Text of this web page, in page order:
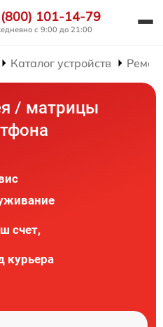
101-14-79
с 9:00 до 21:00
Каталог устройств
/ матрицы
счет,
курьера